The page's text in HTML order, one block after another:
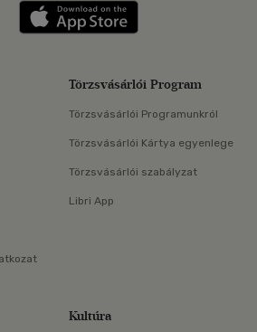
Libri applikáció Szerezd meg: Google
Törzsvásárlói Program
Törzsvásárlói Programunkról
Törzsvásárlói Kártya egyenlege
Törzsvásárlói szabályzat
Libri App
Kultúra